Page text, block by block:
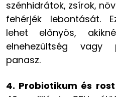
szénhidrátok, zsírok,
fehérjék lebontását.
lehet előnyös,
elnehezültség vagy
panasz.
4. Probiotikum és